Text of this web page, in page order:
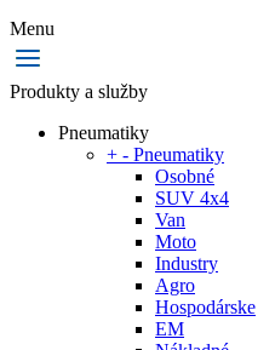
Menu
Produkty a služby
Pneumatiky
+ - Pneumatiky
Osobné
SUV 4x4
Van
Moto
Industry
Agro
Hospodárske
EM